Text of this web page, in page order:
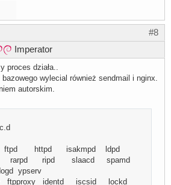
#8
Imperator
proces działa..
wylecial również sendmail i nginx.
autorskim.
httpd isakmpd ldpd
rarpd ripd slaacd spamd
ypserv
ftpproxy identd iscsid lockd